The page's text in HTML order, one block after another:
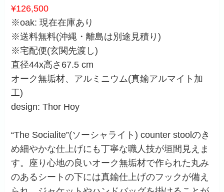
¥126,500
※oak: 現在在庫あり
※送料無料(沖縄・離島は別途見積り)
※宅配便(玄関先渡し)
直径44x高さ67.5 cm
オーク無垢材、アルミニウム(真鍮アルマイト加
工)
design: Thor Hoy
“The Socialite”(ソーシャライト) counter stoolのき
め細やかな仕上げにも丁寧な職人技が垣間見えま
す。座り心地の良いオーク無垢材で作られた丸み
のあるシートの下には真鍮仕上げのフックが備え